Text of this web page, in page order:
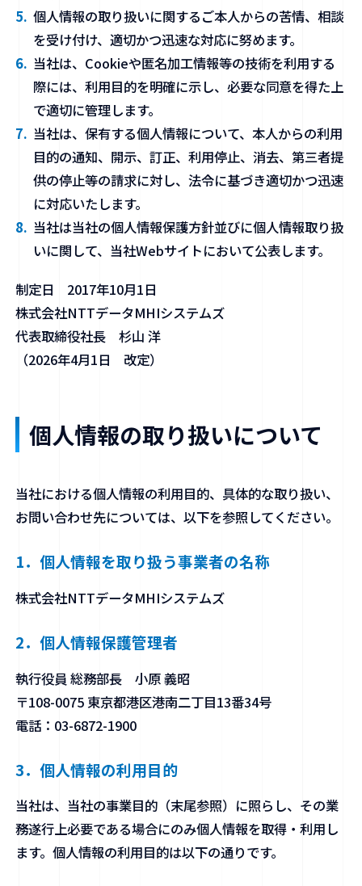
個人情報の取り扱いに関するご本人からの苦情、相談
を受け付け、適切かつ迅速な対応に努めます。
当社は、Cookieや匿名加工情報等の技術を利用する
際には、利用目的を明確に示し、必要な同意を得た上
で適切に管理します。
当社は、保有する個人情報について、本人からの利用
目的の通知、開示、訂正、利用停止、消去、第三者提
供の停止等の請求に対し、法令に基づき適切かつ迅速
に対応いたします。
当社は当社の個人情報保護方針並びに個人情報取り扱
いに関して、当社Webサイトにおいて公表します。
制定日 2017年10⽉1⽇
株式会社NTTデータMHIシステムズ
代表取締役社長 杉山 洋
（2026年4月1日 改定）
個人情報の取り扱いについて
当社における個人情報の利用目的、具体的な取り扱い、
お問い合わせ先については、以下を参照してください。
1．個人情報を取り扱う事業者の名称
株式会社NTTデータMHIシステムズ
2．個人情報保護管理者
執行役員 総務部長 小原 義昭
〒108-0075 東京都港区港南二丁目13番34号
電話：03-6872-1900
3．個人情報の利用目的
当社は、当社の事業目的（末尾参照）に照らし、その業
務遂行上必要である場合にのみ個人情報を取得・利用し
ます。個人情報の利用目的は以下の通りです。